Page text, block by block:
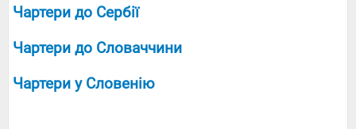
Чартери до Сербії
Чартери до Словаччини
Чартери у Словенію